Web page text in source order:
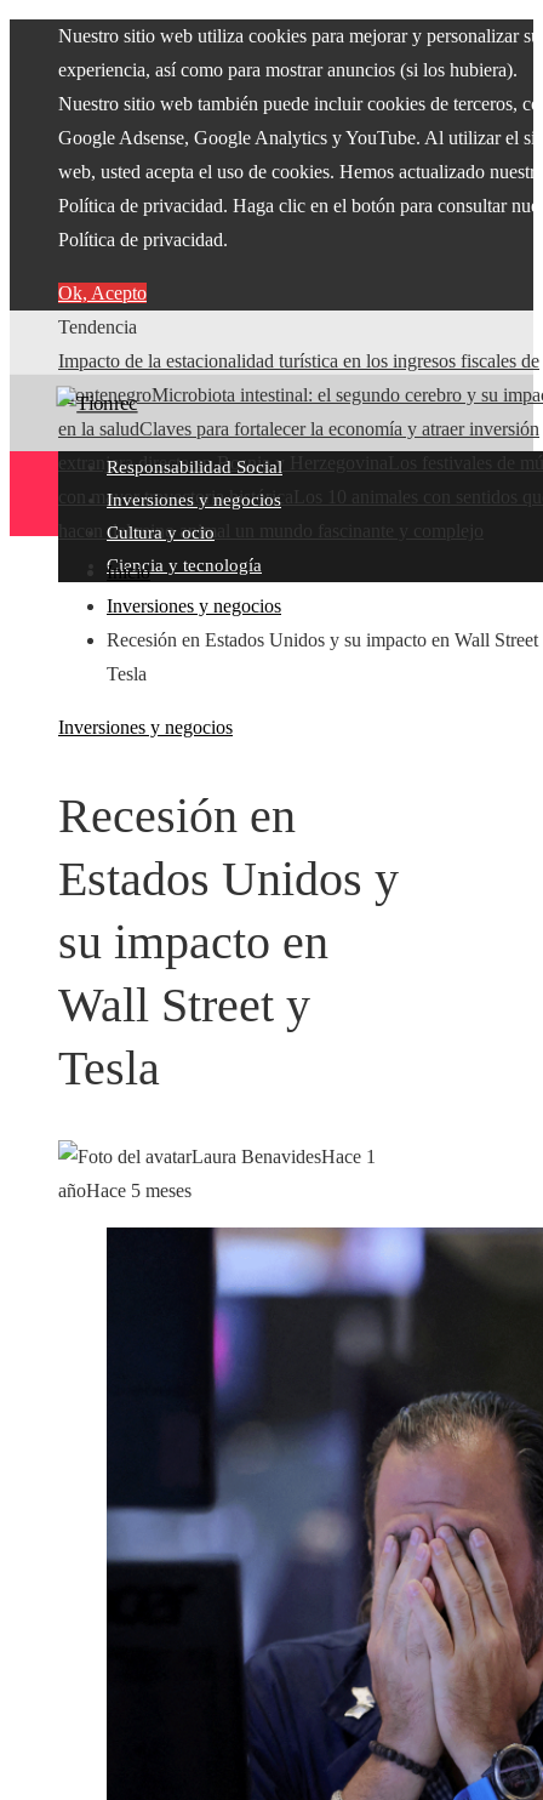
Nuestro sitio web utiliza cookies para mejorar y personalizar su
experiencia, así como para mostrar anuncios (si los hubiera).
Nuestro sitio web también puede incluir cookies de terceros,
Google Adsense, Google Analytics y YouTube. Al utilizar el
web, usted acepta el uso de cookies. Hemos actualizado nuestra
Política de privacidad. Haga clic en el botón para consultar
Política de privacidad.
Ok, Acepto
Tendencia
Impacto de la estacionalidad turística en los ingresos fiscales de
MontenegroMicrobiota intestinal: el segundo cerebro y su
en la saludClaves para fortalecer la economía y atraer inversión
extranjera directa en Bosnia y Herzegovina
con mayor trayectoria histórica
hacen del reino animal un mundo fascinante y complejo
Responsabilidad Social
Inversiones y negocios
Cultura y ocio
Ciencia y tecnología
Inicio
Inversiones y negocios
Recesión en Estados Unidos y su impacto en Wall Street
Tesla
Inversiones y negocios
Recesión en
Estados Unidos y
su impacto en
Wall Street y
Tesla
Laura BenavidesHace 1
añoHace 5 meses